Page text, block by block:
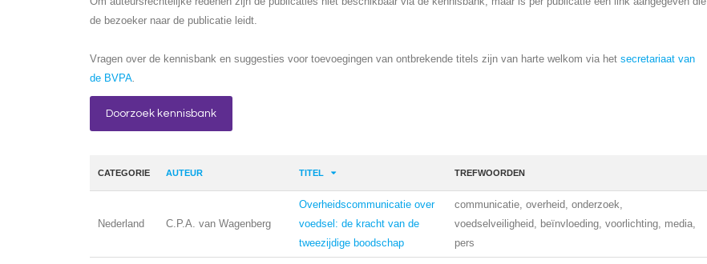
de bezoeker naar de publicatie leidt.
Vragen over de kennisbank en suggesties voor toevoegingen van ontbrekende titels zijn van harte welkom via het secretariaat van
de BVPA.
Doorzoek kennisbank
CATEGORIE AUTEUR TITEL TREFWOORDEN
Nederland C.P.A. van Wagenberg
Overheidscommunicatie over
voedsel: de kracht van de
tweezijdige boodschap
communicatie, overheid, onderzoek,
voedselveiligheid, beïnvloeding, voorlichting, media,
pers